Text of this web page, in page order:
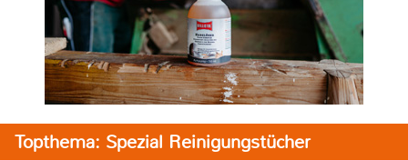
Topthema: Spezial Reinigungstücher